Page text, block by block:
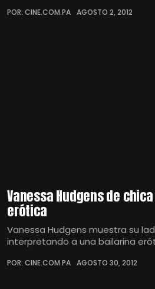
POR: CINE.COM.PA AGOSTO 2, 2012
Vanessa Hudgens de
erótica
Vanessa Hudgens muestra su
interpretando a una bailarina
POR: CINE.COM.PA AGOSTO 30, 2012